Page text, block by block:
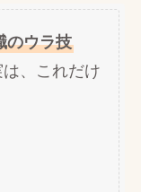
のウラ技
、これだけ